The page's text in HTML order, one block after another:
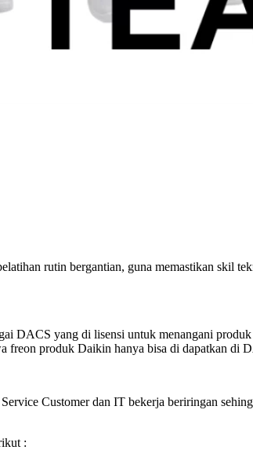
rutin bergantian, guna memastikan skil
DACS yang di lisensi untuk menangani
produk Daikin hanya bisa di dapatkan di
Customer dan IT bekerja beriringan
: